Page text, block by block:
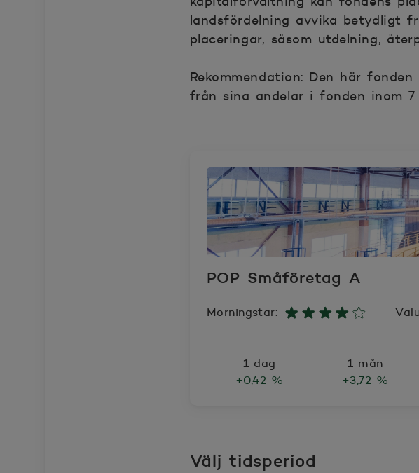
landsfördelning avvika betydligt
placeringar, såsom utdelning,
Rekommendation: Den här
från sina andelar i fonden inom 7
POP Småföretag A
Morningstar:
1 dag
+0,42 %
1 mån
+3,72 %
Välj tidsperiod